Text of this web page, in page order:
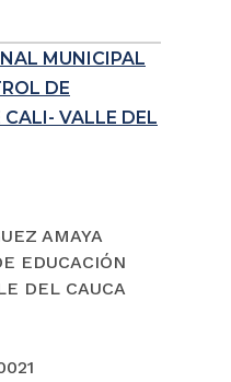
MUNICIPAL
DE
VALLE DEL
AMAYA
EDUCACIÓN
DEL CAUCA